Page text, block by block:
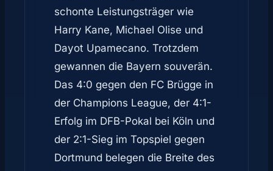
schonte Leistungsträger wie
Harry Kane, Michael Olise und
Dayot Upamecano. Trotzdem
gewannen die Bayern souverän.
Das 4:0 gegen den FC Brügge in
der Champions League, der 4:1-
Erfolg im DFB-Pokal bei Köln und
der 2:1-Sieg im Topspiel gegen
Dortmund belegen die Breite des